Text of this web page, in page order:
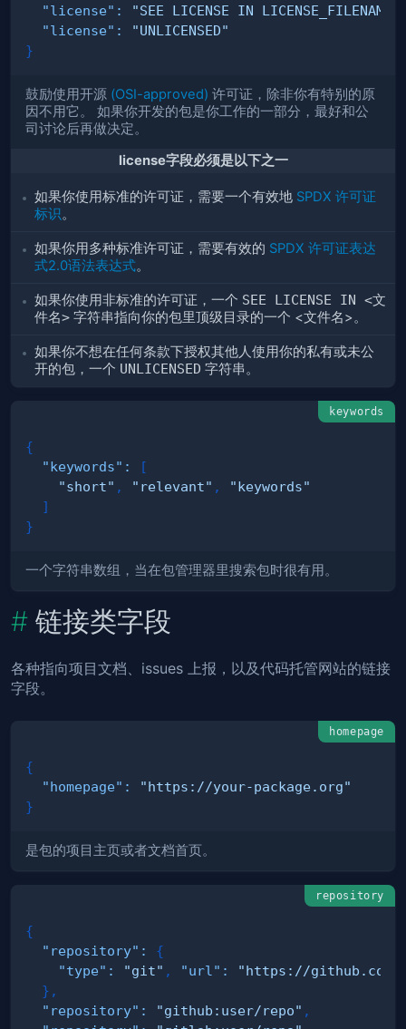
"license" :
"SEE LICENSE IN
"license" :
"UNLICENSED"
}
鼓励使用开源 (OSI-approved) 许可证，除非你有特别的原
因不用它。 如果你开发的包是你工作的一部分，最好和公
司讨论后再做决定。
license字段必须是以下之一
如果你使用标准的许可证，需要一个有效地 SPDX 许可证
标识。
如果你用多种标准许可证，需要有效的 SPDX 许可证表达
式2.0语法表达式。
如果你使用非标准的许可证，一个 SEE LICENSE IN <文
件名> 字符串指向你的包里顶级目录的一个 <文件名>。
如果你不想在任何条款下授权其他人使用你的私有或未公
开的包，一个 UNLICENSED 字符串。
keywords
{
"keywords" :
[
"short" , "relevant" ,
"keywords"
]
}
一个字符串数组，当在包管理器里搜索包时很有用。
链接类字段
各种指向项目文档、issues 上报，以及代码托管网站的链接
字段。
homepage
{
"homepage" :
"https://your-package.org"
}
是包的项目主页或者文档首页。
repository
{
"repository" :
{
"type" : "git" , "url" :
"https://
} ,
"repository" : "github:user/repo" ,